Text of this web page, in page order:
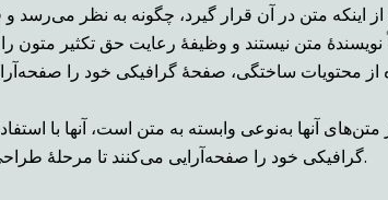
متن در آن قرار گیرد، چگونه به نظر می‌رسد و
متن نیستند و وظیفهٔ رعایت حق تکثیر متون را
از محتویات ساختگی، صفحهٔ گرافیکی خود را
آنها به‌نوعی وابسته به متن است، آنها با
گرافیکی خود را صفحه‌آرایی می‌کنند تا مرحلهٔ طراحی و صفحه‌بندی را به پایان برند.